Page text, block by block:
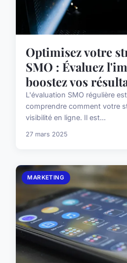
Optimisez votre
SMO : Évaluez
boostez vos
L'évaluation SMO régulière
comprendre comment votre
visibilité en ligne. Il est...
27 mars 2025
MARKETING